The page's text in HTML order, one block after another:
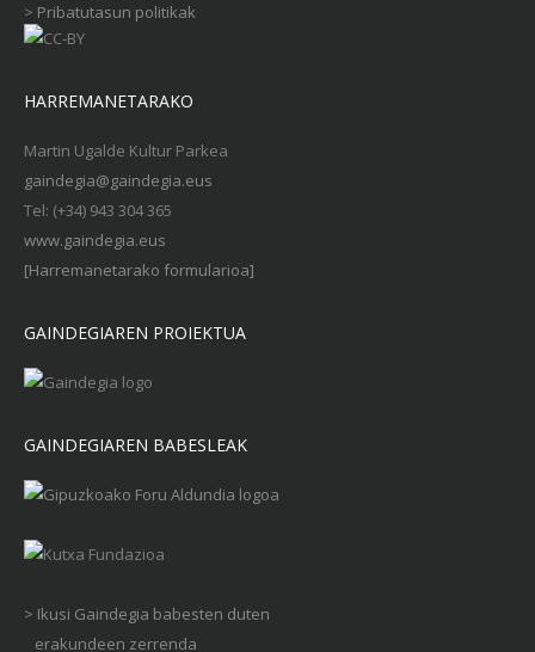
> Pribatutasun politikak
HARREMANETARAKO
Martin Ugalde Kultur Parkea
gaindegia@gaindegia.eus
Tel: (+34) 943 304 365
www.gaindegia.eus
[Harremanetarako formularioa]
GAINDEGIAREN PROIEKTUA
GAINDEGIAREN BABESLEAK
> Ikusi Gaindegia babesten duten
erakundeen zerrenda